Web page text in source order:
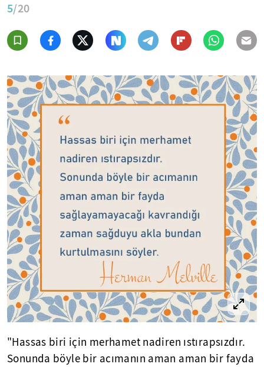
5/20
"Hassas biri için merhamet nadiren ıstırapsızdır.
Sonunda böyle bir acımanın aman aman bir fayda